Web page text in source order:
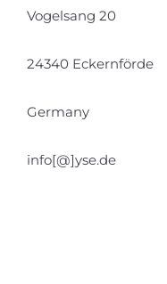
Vogelsang 20
24340 Eckernförde
Germany
info[@]yse.de